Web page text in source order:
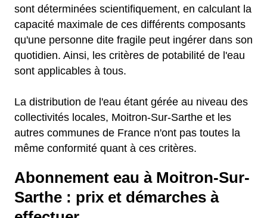
sont déterminées scientifiquement, en calculant la
capacité maximale de ces différents composants
qu'une personne dite fragile peut ingérer dans son
quotidien. Ainsi, les critères de potabilité de l'eau
sont applicables à tous.
La distribution de l'eau étant gérée au niveau des
collectivités locales, Moitron-Sur-Sarthe et les
autres communes de France n'ont pas toutes la
même conformité quant à ces critères.
Abonnement eau à Moitron-Sur-
Sarthe : prix et démarches à